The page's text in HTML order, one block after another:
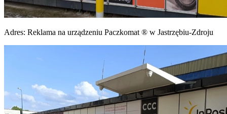
Adres: Reklama na urządzeniu Paczkomat ® w Jastrzębiu-Zdroju